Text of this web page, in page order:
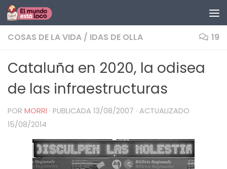
Saltar al contenido
COSAS DE LA VIDA / IDAS DE OLLA 19
Cataluña en 2020, la odisea
de las infraestructuras
POR MORRI · PUBLICADA 13/08/2007 · ACTUALIZADO
15/08/2014